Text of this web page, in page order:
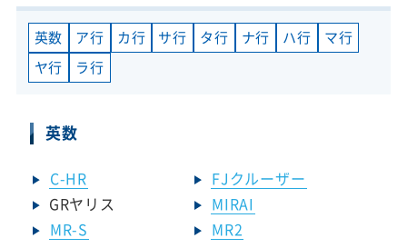
英数 ア行 カ行 サ行 タ行 ナ行 ハ行
マ行
ヤ行
ラ行
英数
C-HR
FJクルーザー
GRヤリス
MIRAI
MR-S
MR2